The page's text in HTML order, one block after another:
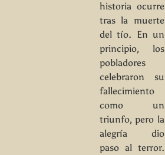
historia ocurre
tras la muerte
del tío. En un
principio, los
pobladores
celebraron su
fallecimiento
como un
triunfo, pero la
alegría dio
paso al terror.